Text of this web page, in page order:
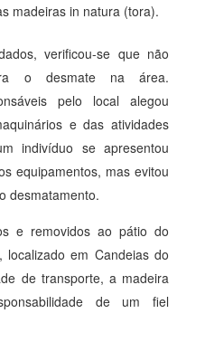
madeiras in natura (tora).
verificou-se que não
o desmate na área.
pelo local alegou
e das atividades
indivíduo se apresentou
equipamentos, mas evitou
desmatamento.
e removidos ao pátio do
localizado em Candeias do
de transporte, a madeira
de um fiel